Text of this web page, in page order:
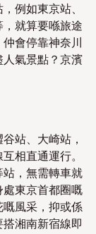
例如東京站、
就算要喺旅途
會停靠神奈川
氣景點？京濱
站、大崎站，
相直通運行。
，無需轉車就
東京首都圈嘅
嘅風采，抑或係
搭湘南新宿線即